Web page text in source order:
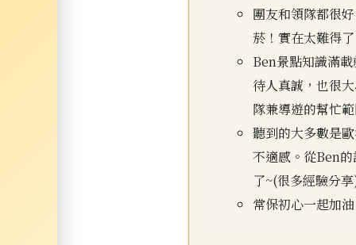
團友和領隊都很
菸！實在太難得
Ben景點知識滿
待人真誠，也很
隊兼導遊的幫忙
聽到的大多數是
不適感。從Ben
了~(很多經驗分
常保初心一起加